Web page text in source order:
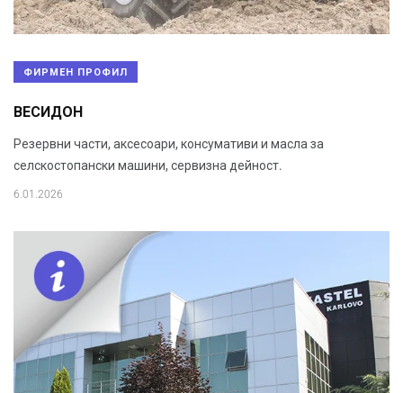
ФИРМЕН ПРОФИЛ
ВЕСИДОН
Резервни части, аксесоари, консумативи и масла за
селскостопански машини, сервизна дейност.
6.01.2026